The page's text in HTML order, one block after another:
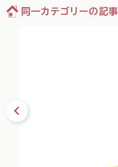
同一カテゴリーの記事